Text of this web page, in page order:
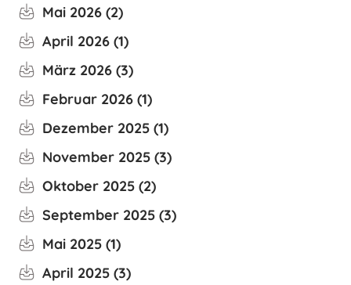
Mai 2026 2
April 2026 1
März 2026 3
Februar 2026 1
Dezember 2025 1
November 2025 3
Oktober 2025 2
September 2025 3
Mai 2025 1
April 2025 3